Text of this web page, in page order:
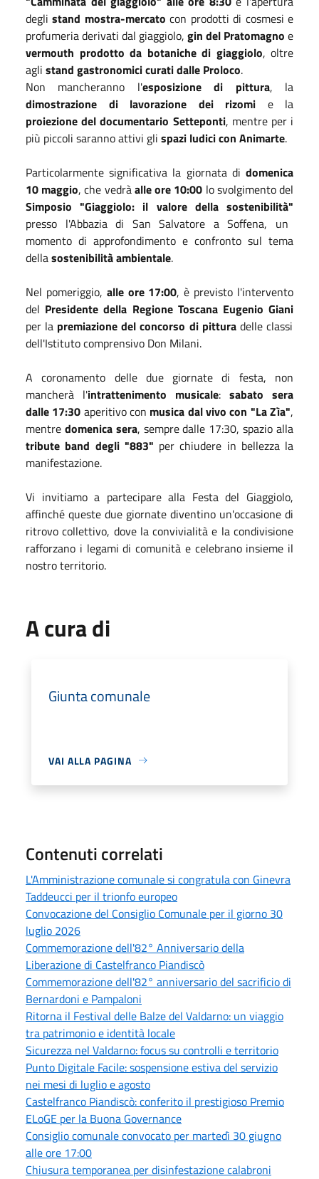
deglistand mostra-mercato con prodotti di cosmesi e
profumeria derivati dal giaggiolo, gin del Pratomagno e
vermouth prodotto da botaniche di giaggiolo, oltre
agli stand gastronomici curati dalle Proloco.
Non mancheranno l'esposizione di pittura, la
dimostrazione di lavorazione dei rizomi e la
proiezione del documentario Setteponti, mentre per i
più piccoli saranno attivi gli spazi ludici con Animarte.
Particolarmente significativa la giornata di domenica
10 maggio, che vedràalle ore 10:00 lo svolgimento del
Simposio "Giaggiolo: il valore della sostenibilità"
presso l'Abbazia di San Salvatore a Soffena, un
momento di approfondimento e confronto sul tema
dellasostenibilità ambientale.
Nel pomeriggio, alle ore 17:00, è previsto l'intervento
del Presidente della Regione Toscana Eugenio Giani
per la premiazione del concorso di pitturadelle classi
dell'Istituto comprensivo Don Milani.
A coronamento delle due giornate di festa, non
mancherà l'intrattenimento musicale: sabato sera
dalle 17:30 aperitivo con musica dal vivo con "La Zìa",
mentre domenica sera, sempre dalle 17:30, spazio alla
tribute band degli "883" per chiudere in bellezza la
manifestazione.
Vi invitiamo a partecipare alla Festa del Giaggiolo,
affinché queste due giornate diventino un'occasione di
ritrovo collettivo, dove la convivialità e la condivisione
rafforzano i legami di comunità e celebrano insieme il
nostro territorio.
A cura di
Giunta comunale
VAI ALLA PAGINA
Contenuti correlati
L'Amministrazione comunale si congratula con Ginevra
Taddeucci per il trionfo europeo
Convocazione del Consiglio Comunale per il giorno 30
luglio 2026
Commemorazione dell'82° Anniversario della
Liberazione di Castelfranco Piandiscò
Commemorazione dell'82° anniversario del sacrificio di
Bernardoni e Pampaloni
Ritorna il Festival delle Balze del Valdarno: un viaggio
tra patrimonio e identità locale
Sicurezza nel Valdarno: focus su controlli e territorio
Punto Digitale Facile: sospensione estiva del servizio
nei mesi di luglio e agosto
Castelfranco Piandiscò: conferito il prestigioso Premio
ELoGE per la Buona Governance
Consiglio comunale convocato per martedì 30 giugno
alle ore 17:00
Chiusura temporanea per disinfestazione calabroni